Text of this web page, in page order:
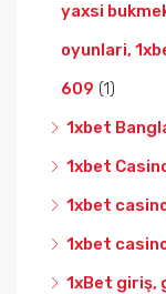
yaxsi
oyunlari,
609 (1)
1xbet
1xbet
1xbet
1xbet
1xBet giriş,